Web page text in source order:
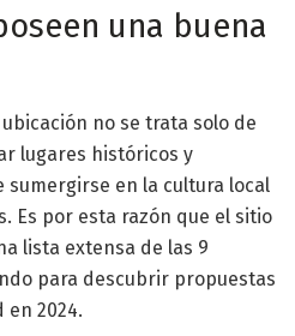
una buena
no se trata solo de
lugares históricos y
sumergirse en la cultura local
Es por esta razón que el sitio
lista extensa de las 9
para descubrir propuestas
2024.